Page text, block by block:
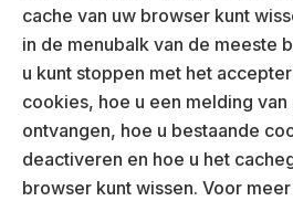
cache van uw browser kunt
in de menubalk van de meeste
u kunt stoppen met het
cookies, hoe u een melding
ontvangen, hoe u bestaande
deactiveren en hoe u het
browser kunt wissen. Voor